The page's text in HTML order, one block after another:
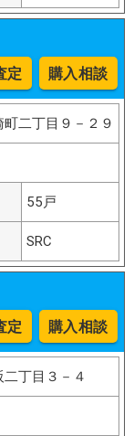
定 購入相談
二丁目９－２９
55戸
SRC
定 購入相談
丁目３－４